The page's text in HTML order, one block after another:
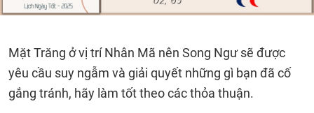
Mặt Trăng ở vị trí Nhân Mã nên Song Ngư sẽ được
yêu cầu suy ngẫm và giải quyết những gì bạn đã cố
gắng tránh, hãy làm tốt theo các thỏa thuận.